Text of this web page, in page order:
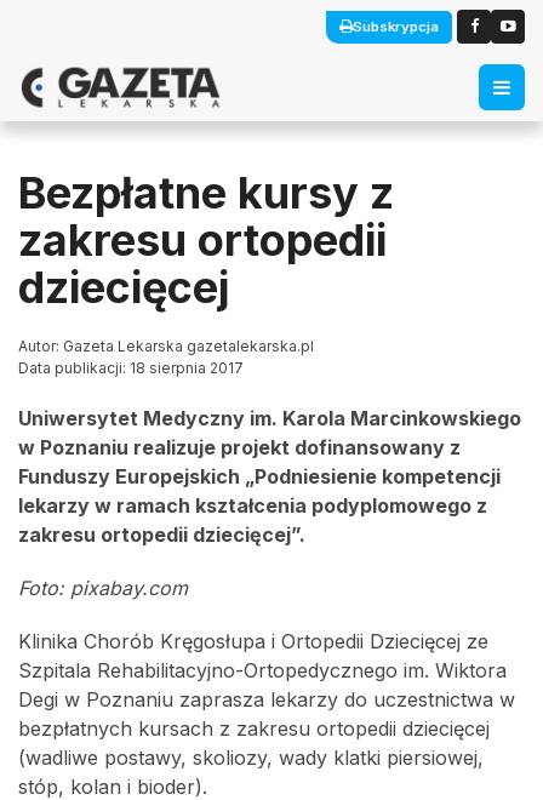
Subskrypcja
Bezpłatne kursy z
zakresu ortopedii
dziecięcej
Autor: Gazeta Lekarska gazetalekarska.pl
Data publikacji: 18 sierpnia 2017
Uniwersytet Medyczny im. Karola Marcinkowskiego
w Poznaniu realizuje projekt dofinansowany z
Funduszy Europejskich „Podniesienie kompetencji
lekarzy w ramach kształcenia podyplomowego z
zakresu ortopedii dziecięcej”.
Foto: pixabay.com
Klinika Chorób Kręgosłupa i Ortopedii Dziecięcej ze
Szpitala Rehabilitacyjno-Ortopedycznego im. Wiktora
Degi w Poznaniu zaprasza lekarzy do uczestnictwa w
bezpłatnych kursach z zakresu ortopedii dziecięcej
(wadliwe postawy, skoliozy, wady klatki piersiowej,
stóp, kolan i bioder).